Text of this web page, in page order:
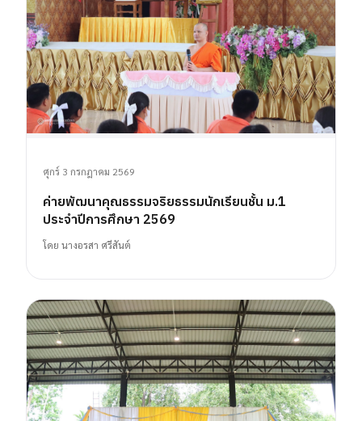
ศุกร์ 3 กรกฎาคม 2569
ค่ายพัฒนาคุณธรรมจริยธรรมนักเรียนชั้น ม.1
ประจำปีการศึกษา 2569
โดย นางอรสา ศรีสันต์